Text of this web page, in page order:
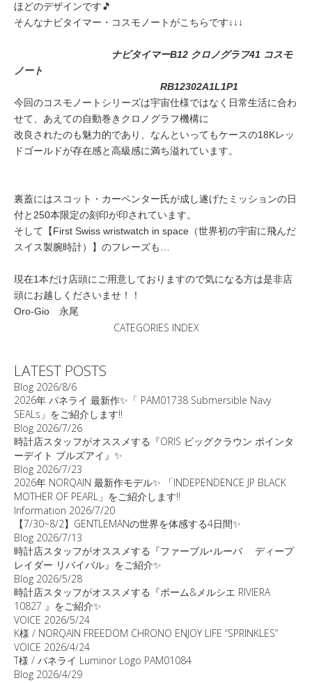
ほどのデザインです🎵
そんなナビタイマー・コスモノートがこちらです↓↓↓
ナビタイマーB12 クロノグラフ41 コスモ
ノート
RB12302A1L1P1
今回のコスモノートシリーズは宇宙仕様ではなく日常生活に合わ
せて、あえての自動巻きクロノグラフ機構に
改良されたのも魅力的であり、なんといってもケースの18Kレッ
ドゴールドが存在感と高級感に満ち溢れています。
裏蓋にはスコット・カーペンター氏が成し遂げたミッションの日
付と250本限定の刻印が印されています。
そして【First Swiss wristwatch in space（世界初の宇宙に飛んだ
スイス製腕時計）】のフレーズも…
現在1本だけ店頭にご用意しておりますので気になる方は是非店
頭にお越しくださいませ！！
Oro-Gio 永尾
CATEGORIES INDEX
LATEST POSTS
Blog 2026/8/6
2026年 パネライ 最新作✨「 PAM01738 Submersible Navy
SEALs」をご紹介します‼️
Blog 2026/7/26
時計店スタッフがオススメする『ORIS ビッグクラウン ポインタ
ーデイト ブルズアイ』✨
Blog 2026/7/23
2026年 NORQAIN 最新作モデル✨ 「INDEPENDENCE JP BLACK
MOTHER OF PEARL」をご紹介します‼️
Information 2026/7/20
【7/30~8/2】GENTLEMANの世界を体感する4日間✨
Blog 2026/7/13
時計店スタッフがオススメする『ファーブル•ルーバ ディープ
レイダー リバイバル』をご紹介✨
Blog 2026/5/28
時計店スタッフがオススメする『ボーム&メルシエ RIVIERA
10827 』をご紹介✨
VOICE 2026/5/24
K様 / NORQAIN FREEDOM CHRONO ENJOY LIFE “SPRINKLES”
VOICE 2026/4/24
T様 / パネライ Luminor Logo PAM01084
Blog 2026/4/29